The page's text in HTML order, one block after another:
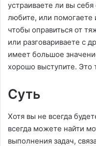
устраиваете ли вы
любите, или
чтобы оправиться от
или разговариваете с
имеет большое
хорошо выступите. Это
Суть
Хотя вы не всегда
всегда можете найти
выполнения задач,